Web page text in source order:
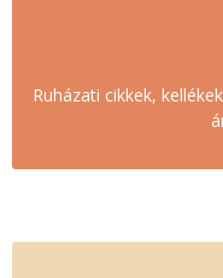
Ruházati cikkek,